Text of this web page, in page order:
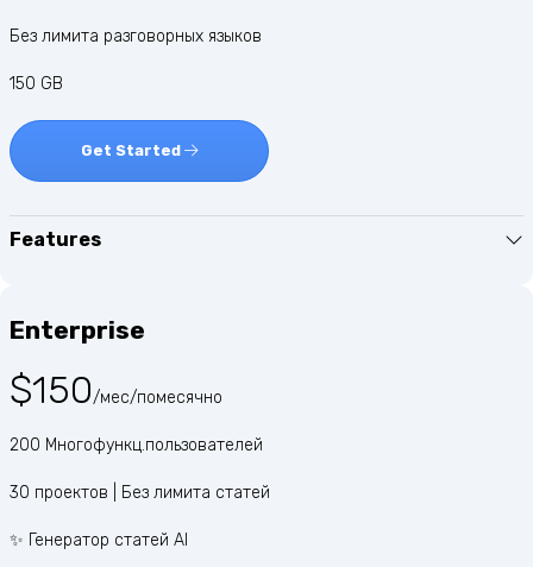
Без лимита разговорных языков
150 GB
Get Started
Features
Enterprise
$150/мес/помесячно
200 Многофункц.пользователей
30 проектов | Без лимита статей
✨ Генератор статей AI